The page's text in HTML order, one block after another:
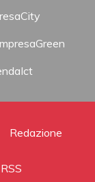
Redazione
RSS